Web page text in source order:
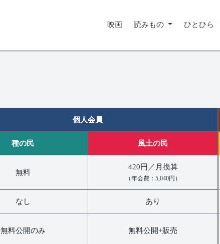
映画 読みもの ひとひら
個人会員
種の民 風土の民
無料
420円／月換算
（年会費：5,040円）
なし あり
無料公開のみ 無料公開+販売